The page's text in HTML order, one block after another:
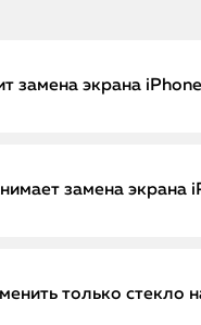
замена экрана
экрана зависит от
Мы гарантируем
замена экрана
iPhone X в нашем
только стекло